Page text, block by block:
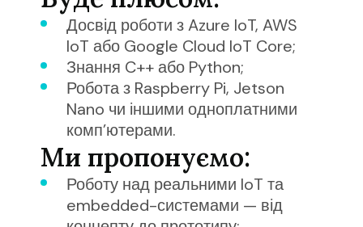
Досвід роботи з Azure IoT, AWS
IoT або Google Cloud IoT Core;
Знання C++ або Python;
Робота з Raspberry Pi, Jetson
Nano чи іншими одноплатними
комп’ютерами.
Ми пропонуємо:
Роботу над реальними IoT та
embedded-системами — від